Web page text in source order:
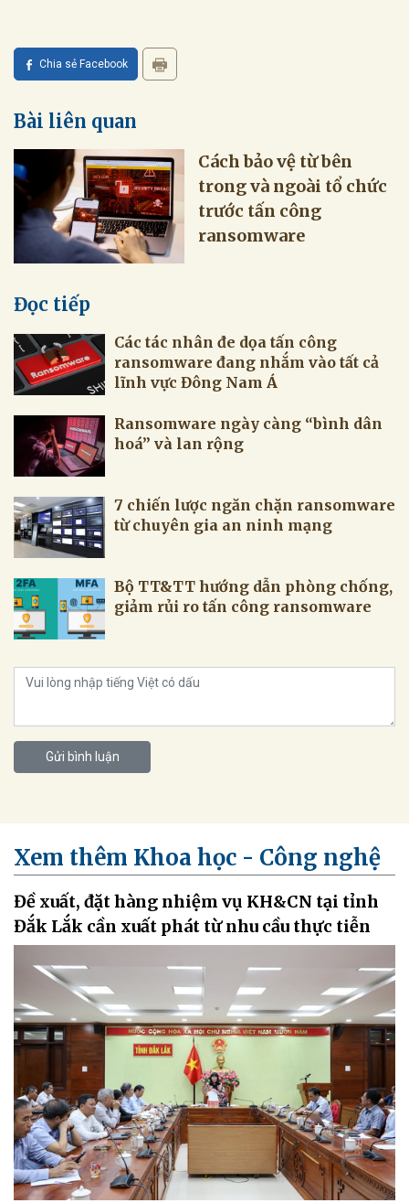
Chia sẻ Facebook
Bài liên quan
Cách bảo vệ từ bên
trong và ngoài tổ chức
trước tấn công
ransomware
Đọc tiếp
Các tác nhân đe dọa tấn công
ransomware đang nhắm vào tất cả
lĩnh vực Đông Nam Á
Ransomware ngày càng “bình dân
hoá” và lan rộng
7 chiến lược ngăn chặn ransomware
từ chuyên gia an ninh mạng
Bộ TT&TT hướng dẫn phòng chống,
giảm rủi ro tấn công ransomware
Gửi bình luận
Xem thêm Khoa học - Công nghệ
Đề xuất, đặt hàng nhiệm vụ KH&CN tại tỉnh
Đắk Lắk cần xuất phát từ nhu cầu thực tiễn